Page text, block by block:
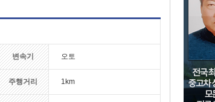
변속기 오토
주행거리 1km